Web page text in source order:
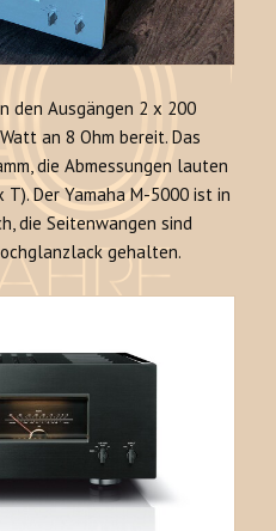
den Ausgängen 2 x 200
an 8 Ohm bereit. Das
die Abmessungen lauten
Der Yamaha M-5000 ist in
die Seitenwangen sind
gehalten.